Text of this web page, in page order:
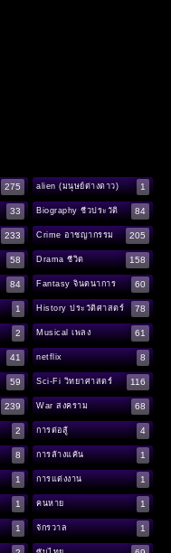
275 alien (มนุษย์ต่างดาว) 1
33 Biography ชีวประวัติ 84
233 Crime อาชญากรรม 205
58 Drama ชีวิต 158
84 Fantasy จินตนาการ 60
1 History ประวัติศาสตร์ 78
2 Musical เพลง 61
41 netflix 8
59 Sci-Fi วิทยาศาสตร์ 116
239 War สงคราม 68
2 การต่อสู้ 4
8 การล้างแค้น 1
1 การแต่งงาน 1
1 คนหาย 1
1 จักรวาล 1